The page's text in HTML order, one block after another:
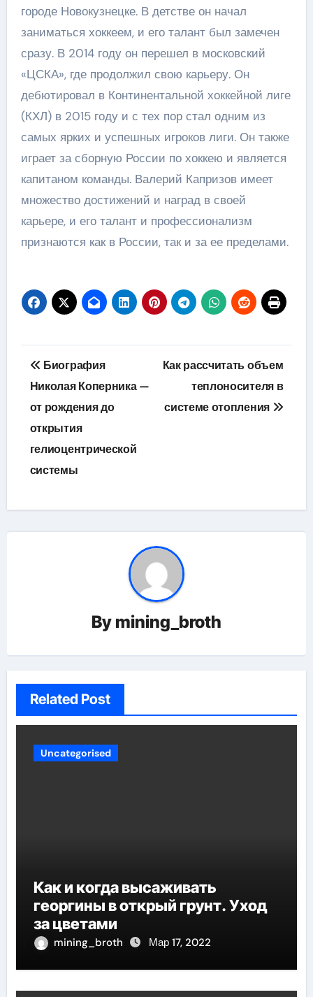
городе Новокузнецке. В детстве он начал
заниматься хоккеем, и его талант был замечен
сразу. В 2014 году он перешел в московский
«ЦСКА», где продолжил свою карьеру. Он
дебютировал в Континентальной хоккейной лиге
(КХЛ) в 2015 году и с тех пор стал одним из
самых ярких и успешных игроков лиги. Он также
играет за сборную России по хоккею и является
капитаном команды. Валерий Капризов имеет
множество достижений и наград в своей
карьере, и его талант и профессионализм
признаются как в России, так и за ее пределами.
Навигация
по
записям
Биография
Николая Коперника —
от рождения до
открытия
гелиоцентрической
системы
Как рассчитать объем
теплоносителя в
системе отопления
By mining_broth
Related Post
Uncategorised
Как и когда высаживать
георгины в открый грунт. Уход
за цветами
mining_broth Мар 17, 2022